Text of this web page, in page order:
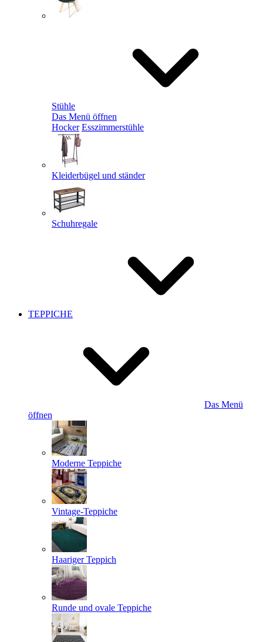
Stühle
Das Menü öffnen
Hocker Esszimmerstühle
Kleiderbügel und ständer
Schuhregale
TEPPICHE
Das Menü
öffnen
Moderne Teppiche
Vintage-Teppiche
Haariger Teppich
Runde und ovale Teppiche